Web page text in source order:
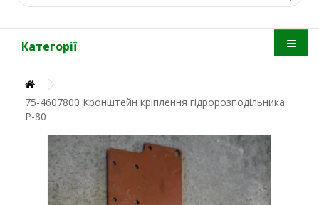
Категорії
75-4607800 Кронштейн кріплення гідророзподільника
Р-80